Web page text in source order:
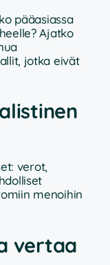
pääasiassa
Ajatko
jotka eivät
verot,
menoihin
vertaa